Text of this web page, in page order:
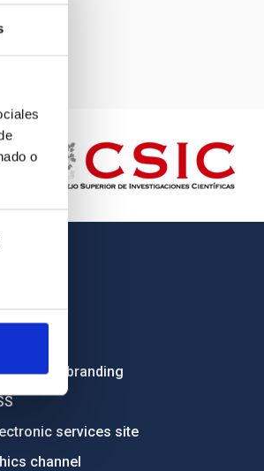
o
LINKS
branding
services site
channel